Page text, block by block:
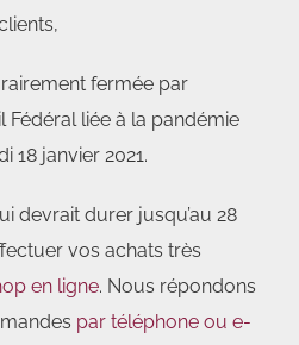
fermée par
liée à la pandémie
18 janvier 2021.
devrait durer jusqu’au 28
vos achats très
en ligne. Nous répondons
par téléphone ou e-